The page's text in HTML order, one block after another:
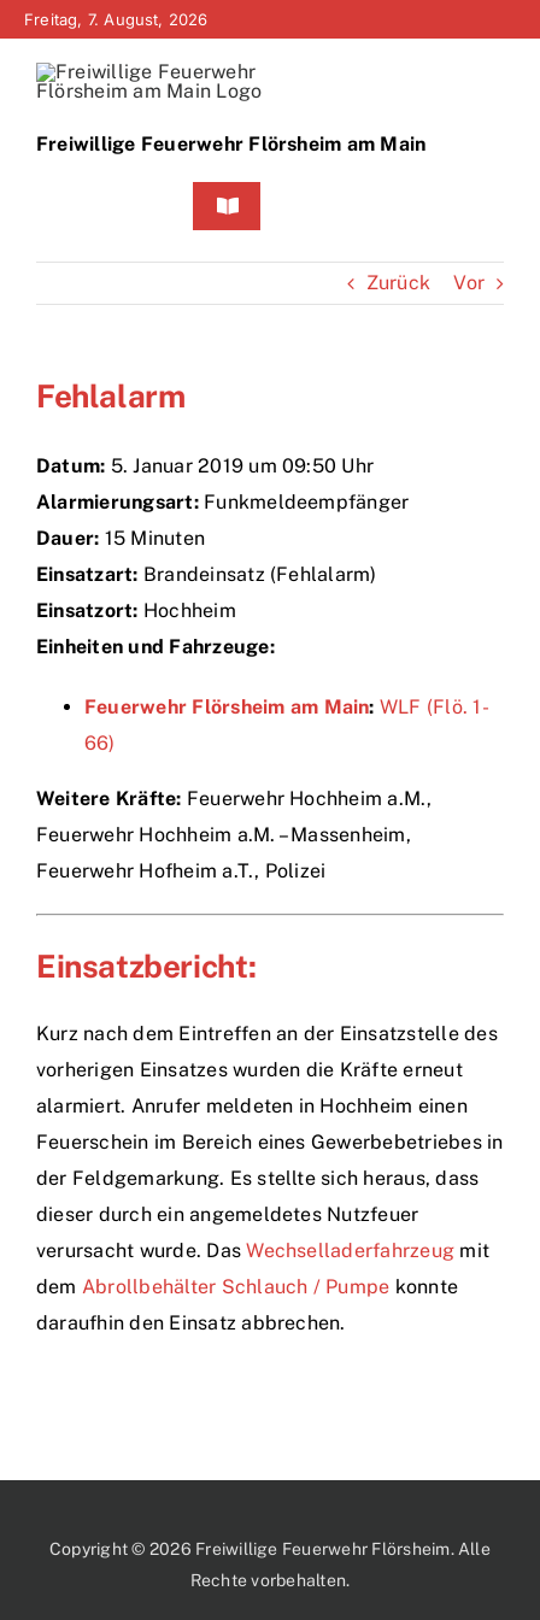
Zum
springen
Freitag, 7. August, 2026
Freiwillige Feuerwehr Flörsheim am Main
Toggle
Home
Bürgerinfo
Über uns
Technik
Zurück Vor
Fehlalarm
Datum: 5. Januar 2019 um 09:50 Uhr
Alarmierungsart:Funkmeldeempfänger
Dauer: 15 Minuten
Einsatzart: Brandeinsatz (Fehlalarm)
Einsatzort: Hochheim
Einheiten und Fahrzeuge:
Feuerwehr Flörsheim am Main: WLF (Flö. 1-
66)
Weitere Kräfte: Feuerwehr Hochheim a.M.,
Feuerwehr Hochheim a.M. – Massenheim,
Feuerwehr Hofheim a.T., Polizei
Einsatzbericht:
Kurz nach dem Eintreffen an der Einsatzstelle des
vorherigen Einsatzes wurden die Kräfte erneut
alarmiert. Anrufer meldeten in Hochheim einen
Feuerschein im Bereich eines Gewerbebetriebes in
der Feldgemarkung. Es stellte sich heraus, dass
dieser durch ein angemeldetes Nutzfeuer
verursacht wurde. DasWechselladerfahrzeug mit
dem Abrollbehälter Schlauch / Pumpe konnte
daraufhin den Einsatz abbrechen.
Copyright © 2026 Freiwillige Feuerwehr Flörsheim. Alle
Rechte vorbehalten.